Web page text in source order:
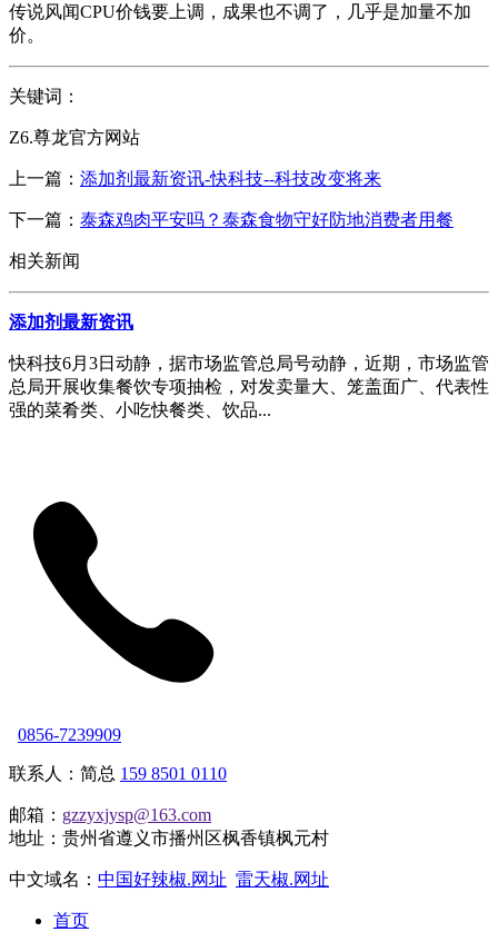
传说风闻CPU价钱要上调，成果也不调了，几乎是加量不加
价。
关键词：
Z6.尊龙官方网站
上一篇： 添加剂最新资讯-快科技--科技改变将来
下一篇： 泰森鸡肉平安吗？泰森食物守好防地消费者用餐
相关新闻
添加剂最新资讯
快科技6月3日动静，据市场监管总局号动静，近期，市场监管
总局开展收集餐饮专项抽检，对发卖量大、笼盖面广、代表性
强的菜肴类、小吃快餐类、饮品...
0856-7239909
联系人：简总 159 8501 0110
邮箱： gzzyxjysp@163.com
地址：贵州省遵义市播州区枫香镇枫元村
中文域名： 中国好辣椒.网址 雷天椒.网址
首页